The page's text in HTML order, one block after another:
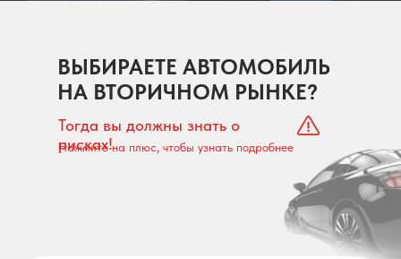
ВЫБИРАЕТЕ АВТОМОБИЛЬ
НА ВТОРИЧНОМ РЫНКЕ?
Тогда вы должны знать о
рисках!
Нажмите на плюс, чтобы узнать подробнее